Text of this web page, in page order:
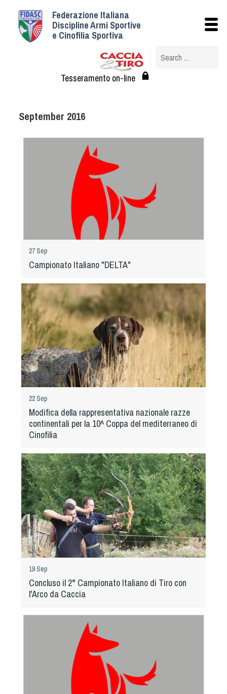
Federazione Italiana
Discipline Armi Sportive
e Cinofilia Sportiva
Tesseramento on-line
September 2016
27 Sep
Campionato Italiano "DELTA"
22 Sep
Modifica della rappresentativa nazionale razze
continentali per la 10^ Coppa del mediterraneo di
Cinofilia
19 Sep
Concluso il 2° Campionato Italiano di Tiro con
l'Arco da Caccia
Istituzionale
Struttura
Albo Veterinari federali
Circolari
Assicurazione
Convenzioni
Società
Tesserati
Albo Fornitori
Scuole Federali
Direttori di Gara
Formazione
Calendario Manifestazioni
Organi di Giustizia - Dispositivi
Modelli e moduli
Albo Atleti Cinofili
Guida Locandine Ufficiali
Tiro di Campagna
Tiro a Palla
Tiro con l'arco da caccia
Field Target
Paintball
DiscDog
Dog Balance
Dog Trail
Dog Triathlon